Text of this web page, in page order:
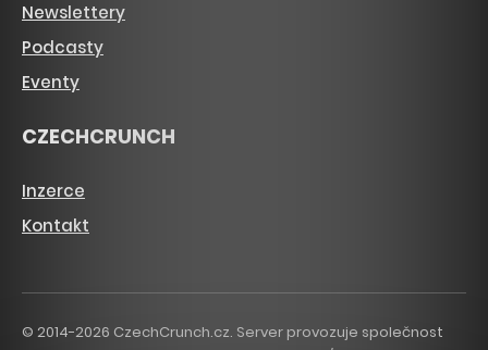
Newslettery
Podcasty
Eventy
CZECHCRUNCH
Inzerce
Kontakt
© 2014-2026 CzechCrunch.cz. Server provozuje společnost